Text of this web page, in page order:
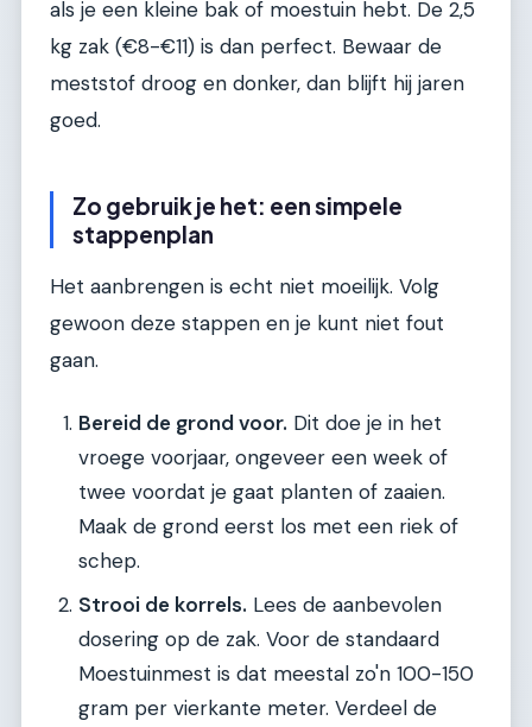
als je een kleine bak of moestuin hebt. De 2,5
kg zak (€8-€11) is dan perfect. Bewaar de
meststof droog en donker, dan blijft hij jaren
goed.
Zo gebruik je het: een simpele
stappenplan
Het aanbrengen is echt niet moeilijk. Volg
gewoon deze stappen en je kunt niet fout
gaan.
Bereid de grond voor. Dit doe je in het
vroege voorjaar, ongeveer een week of
twee voordat je gaat planten of zaaien.
Maak de grond eerst los met een riek of
schep.
Strooi de korrels. Lees de aanbevolen
dosering op de zak. Voor de standaard
Moestuinmest is dat meestal zo'n 100-150
gram per vierkante meter. Verdeel de